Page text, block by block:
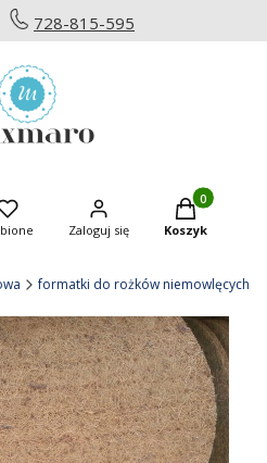
728-815-595
Zaloguj się
Produkty w
Koszyk
formatki do rożków niemowlęcych